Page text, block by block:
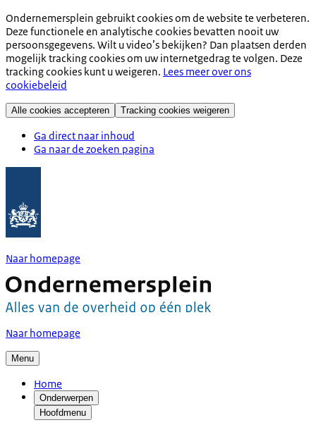
Ondernemersplein gebruikt cookies om de website te verbeteren.
Deze functionele en analytische cookies bevatten nooit uw
persoonsgegevens. Wilt u video’s bekijken? Dan plaatsen derden
mogelijk tracking cookies om uw internetgedrag te volgen. Deze
tracking cookies kunt u weigeren. Lees meer over ons
cookiebeleid
Alle cookies accepteren Tracking cookies weigeren
Ga direct naar inhoud
Ga naar de zoeken pagina
Naar homepage
Naar homepage
Menu
Home
Onderwerpen
Hoofdmenu